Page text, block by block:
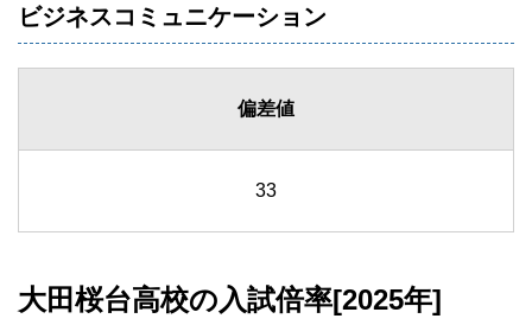
ビジネスコミュニケーション
偏差値
33
大田桜台高校の入試倍率[2025年]